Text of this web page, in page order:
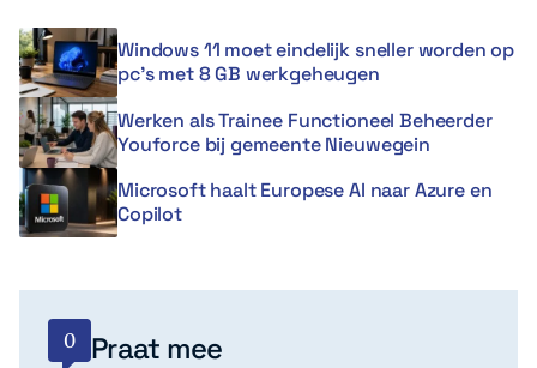
Windows 11 moet eindelijk sneller worden op
pc’s met 8 GB werkgeheugen
Werken als Trainee Functioneel Beheerder
Youforce bij gemeente Nieuwegein
Microsoft haalt Europese AI naar Azure en
Copilot
0 Praat mee